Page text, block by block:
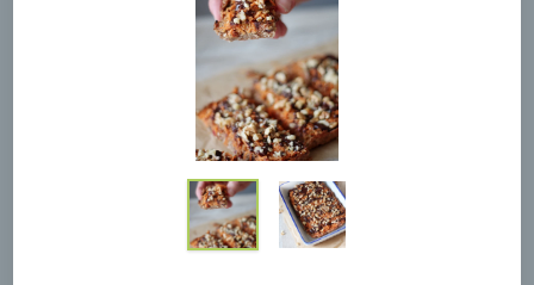
Brokolicová polievka so
syrom
00:25